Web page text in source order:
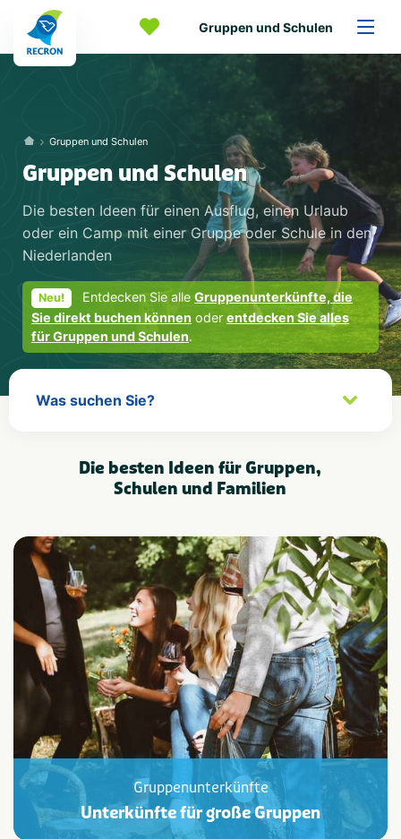
Gruppen und Schulen
Gruppen und Schulen
Gruppen und Schulen
Die besten Ideen für einen Ausflug, einen Urlaub
oder ein Camp mit einer Gruppe oder Schule in den
Niederlanden
Neu! Entdecken Sie alle Gruppenunterkünfte, die
Sie direkt buchen können oder entdecken Sie alles
für Gruppen und Schulen.
Die besten Ideen für Gruppen,
Schulen und Familien
Gruppenunterkünfte
Unterkünfte für große Gruppen